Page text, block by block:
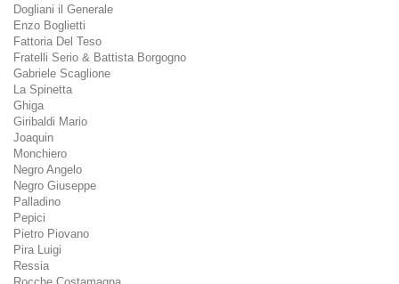
Dogliani il Generale
Enzo Boglietti
Fattoria Del Teso
Fratelli Serio & Battista Borgogno
Gabriele Scaglione
La Spinetta
Ghiga
Giribaldi Mario
Joaquin
Monchiero
Negro Angelo
Negro Giuseppe
Palladino
Pepici
Pietro Piovano
Pira Luigi
Ressia